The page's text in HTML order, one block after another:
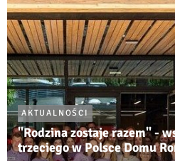
AKTUALNOŚCI
"Rodzina zostaje razem" -
trzeciego w Polsce Domu